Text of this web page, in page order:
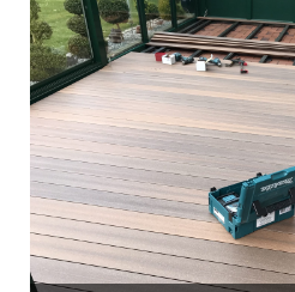
Ob klassisch oder
passen sich jedem
und langlebige